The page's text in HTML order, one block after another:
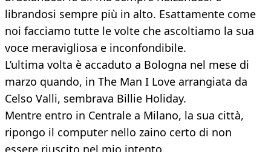
librandosi sempre più in alto. Esattamente come
noi facciamo tutte le volte che ascoltiamo la sua
voce meravigliosa e inconfondibile.
L’ultima volta è accaduto a Bologna nel mese di
marzo quando, in The Man I Love arrangiata da
Celso Valli, sembrava Billie Holiday.
Mentre entro in Centrale a Milano, la sua città,
ripongo il computer nello zaino certo di non
essere riuscito nel mio intento.